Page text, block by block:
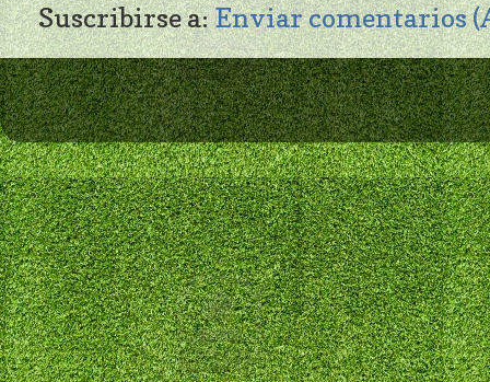
Suscribirse a:Enviar comentarios